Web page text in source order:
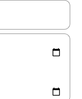
maak je een keuze